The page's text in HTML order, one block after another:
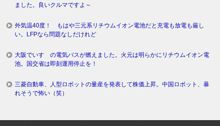
ました。良いクルマですよ～
外気温40度！ もはや三元系リチウムイオン電池だと充電も放電も厳し
い。LFPなら問題なしだけれど
大阪でいすゞの電気バスが燃えました。火元は明らかにリチウムイオン電
池。国交省は即刻運用停止を！
三菱自動車、人型ロボットの量産を発表して株価上昇。中国ロボット、暴
れそうで怖い（笑）